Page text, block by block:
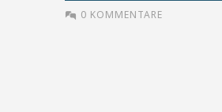
0 KOMMENTARE